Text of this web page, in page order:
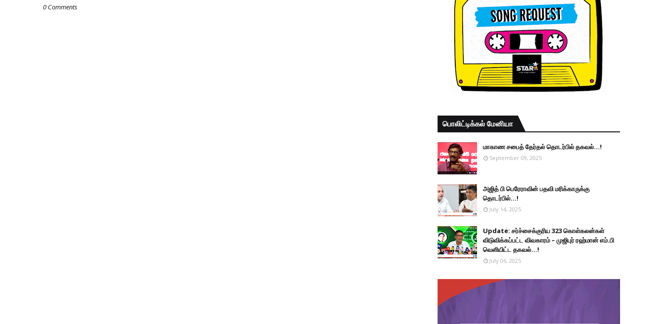
0 Comments
பொலிட்டிக்கல் மேனியா
மாகாண சபைத் தேர்தல் தொடர்பில் தகவல்...!
September 09, 2025
அஜித் பி பெரேராவின் பதவி மரிக்காருக்கு
தொடர்பில்...!
July 14, 2025
Update: சர்ச்சைக்குரிய 323 கொள்கலன்கள்
விடுவிக்கப்பட்ட விவகாரம் – முஜிபுர் ரஹ்மான் எம்.பி
வெளியிட்ட தகவல்...!
July 06, 2025